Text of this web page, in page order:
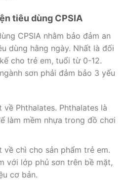
tiêu dùng CPSIA
CPSIA nhằm bảo đảm an
dùng hằng ngày. Nhất là đối
cho trẻ em, tuổi từ 0-12.
sơn phải đảm bảo 3 yếu
về Phthalates. Phthalates là
làm mềm nhựa trong đồ chơi
về chì cho sản phẩm trẻ em.
với lớp phủ sơn trên bề mặt,
cơ bản.